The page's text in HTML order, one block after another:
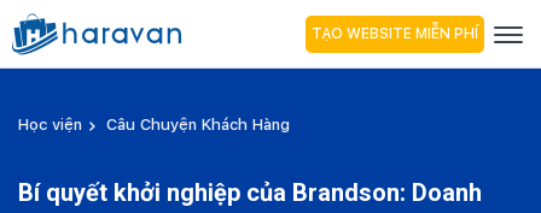
TẠO WEBSITE MIỄN PHÍ
Học viện Câu Chuyện Khách Hàng
Bí quyết khởi nghiệp của Brandson: Doanh